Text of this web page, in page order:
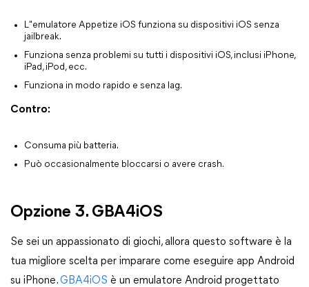
L"emulatore Appetize iOS funziona su dispositivi iOS senza
jailbreak.
Funziona senza problemi su tutti i dispositivi iOS, inclusi iPhone,
iPad, iPod, ecc.
Funziona in modo rapido e senza lag.
Contro:
Consuma più batteria.
Può occasionalmente bloccarsi o avere crash.
Opzione 3. GBA4iOS
Se sei un appassionato di giochi, allora questo software è la
tua migliore scelta per imparare come eseguire app Android
su iPhone.GBA4iOS è un emulatore Android progettato